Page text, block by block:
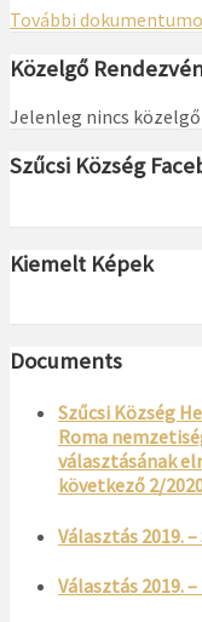
További
Közelgő
Jelenleg nincs
Szűcsi Község
Kiemelt Képek
Documents
Szűcsi Község
Roma
választásának
következő 2/
Választás 2019.
Választás 2019.